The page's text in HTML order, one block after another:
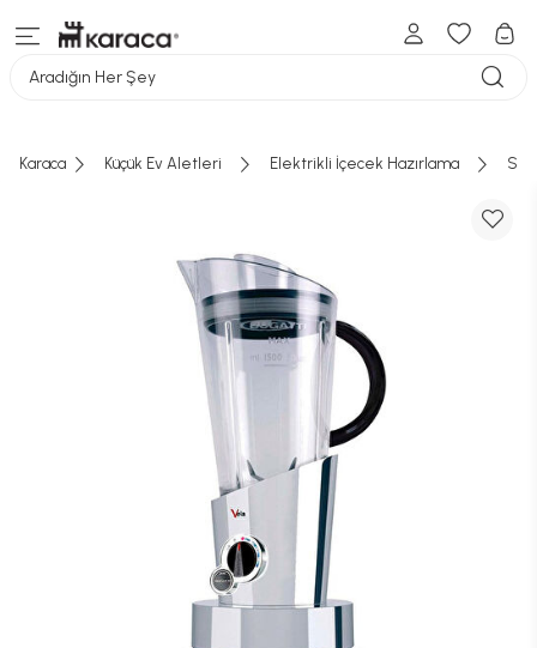
Aradığın Her Şey
Karaca Küçük Ev Aletleri Elektrikli İçecek Hazırlama